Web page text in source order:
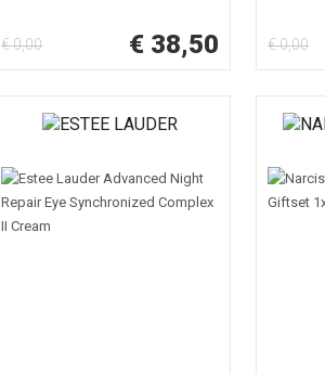
€ 0,00 € 38,50 € 0,00